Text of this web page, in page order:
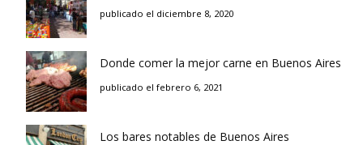
publicado el diciembre 8, 2020
Donde comer la mejor carne en Buenos Aires
publicado el febrero 6, 2021
Los bares notables de Buenos Aires